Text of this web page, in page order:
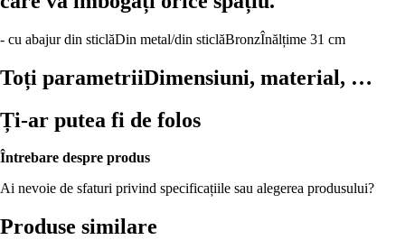
- cu abajur din sticlăDin metal/din sticlăBronzÎnălțime 31 cm
Toți parametriiDimensiuni, material, …
Ți-ar putea fi de folos
Întrebare despre produs
Ai nevoie de sfaturi privind specificațiile sau alegerea produsului?
Produse similare